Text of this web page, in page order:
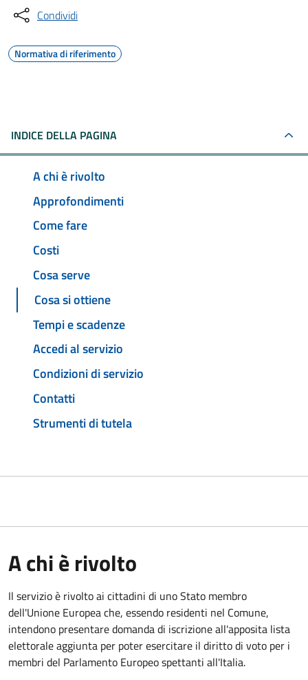
Condividi
Normativa di riferimento
INDICE DELLA PAGINA
A chi è rivolto
Approfondimenti
Come fare
Costi
Cosa serve
Cosa si ottiene
Tempi e scadenze
Accedi al servizio
Condizioni di servizio
Contatti
Strumenti di tutela
A chi è rivolto
Il servizio è rivolto ai cittadini di uno Stato membro
dell'Unione Europea che, essendo residenti nel Comune,
intendono presentare domanda di iscrizione all'apposita lista
elettorale aggiunta per poter esercitare il diritto di voto per i
membri del Parlamento Europeo spettanti all'Italia.